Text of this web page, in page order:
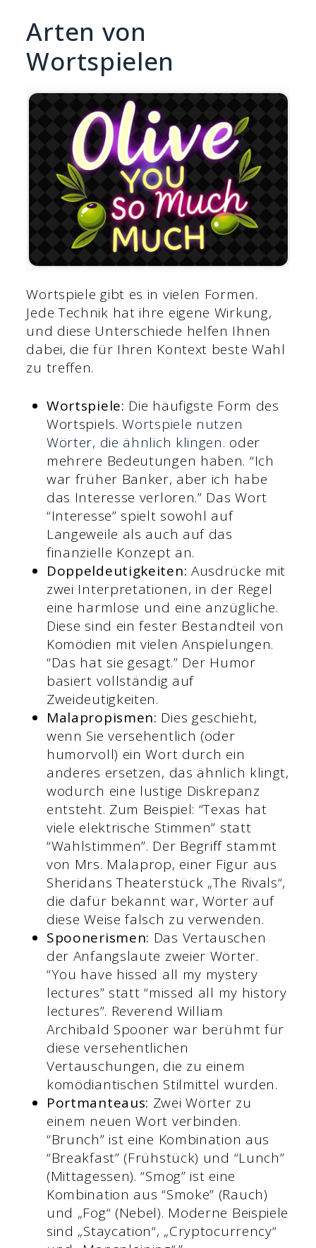
Arten von
Wortspielen
Wortspiele gibt es in vielen Formen.
Jede Technik hat ihre eigene Wirkung,
und diese Unterschiede helfen Ihnen
dabei, die für Ihren Kontext beste Wahl
zu treffen.
Wortspiele: Die häufigste Form des
Wortspiels.Wortspiele nutzen
Wörter, die ähnlich klingen. oder
mehrere Bedeutungen haben. “Ich
war früher Banker, aber ich habe
das Interesse verloren.” Das Wort
“Interesse” spielt sowohl auf
Langeweile als auch auf das
finanzielle Konzept an.
Doppeldeutigkeiten: Ausdrücke mit
zwei Interpretationen, in der Regel
eine harmlose und eine anzügliche.
Diese sind ein fester Bestandteil von
Komödien mit vielen Anspielungen.
“Das hat sie gesagt.” Der Humor
basiert vollständig auf
Zweideutigkeiten.
Malapropismen: Dies geschieht,
wenn Sie versehentlich (oder
humorvoll) ein Wort durch ein
anderes ersetzen, das ähnlich klingt,
wodurch eine lustige Diskrepanz
entsteht. Zum Beispiel: “Texas hat
viele elektrische Stimmen” statt
“Wahlstimmen”. Der Begriff stammt
von Mrs. Malaprop, einer Figur aus
Sheridans Theaterstück „The Rivals“,
die dafür bekannt war, Wörter auf
diese Weise falsch zu verwenden.
Spoonerismen: Das Vertauschen
der Anfangslaute zweier Wörter.
“You have hissed all my mystery
lectures” statt “missed all my history
lectures”. Reverend William
Archibald Spooner war berühmt für
diese versehentlichen
Vertauschungen, die zu einem
komödiantischen Stilmittel wurden.
Portmanteaus: Zwei Wörter zu
einem neuen Wort verbinden.
“Brunch” ist eine Kombination aus
“Breakfast” (Frühstück) und “Lunch”
(Mittagessen). “Smog” ist eine
Kombination aus “Smoke” (Rauch)
und „Fog“ (Nebel). Moderne Beispiele
sind „Staycation“, „Cryptocurrency“